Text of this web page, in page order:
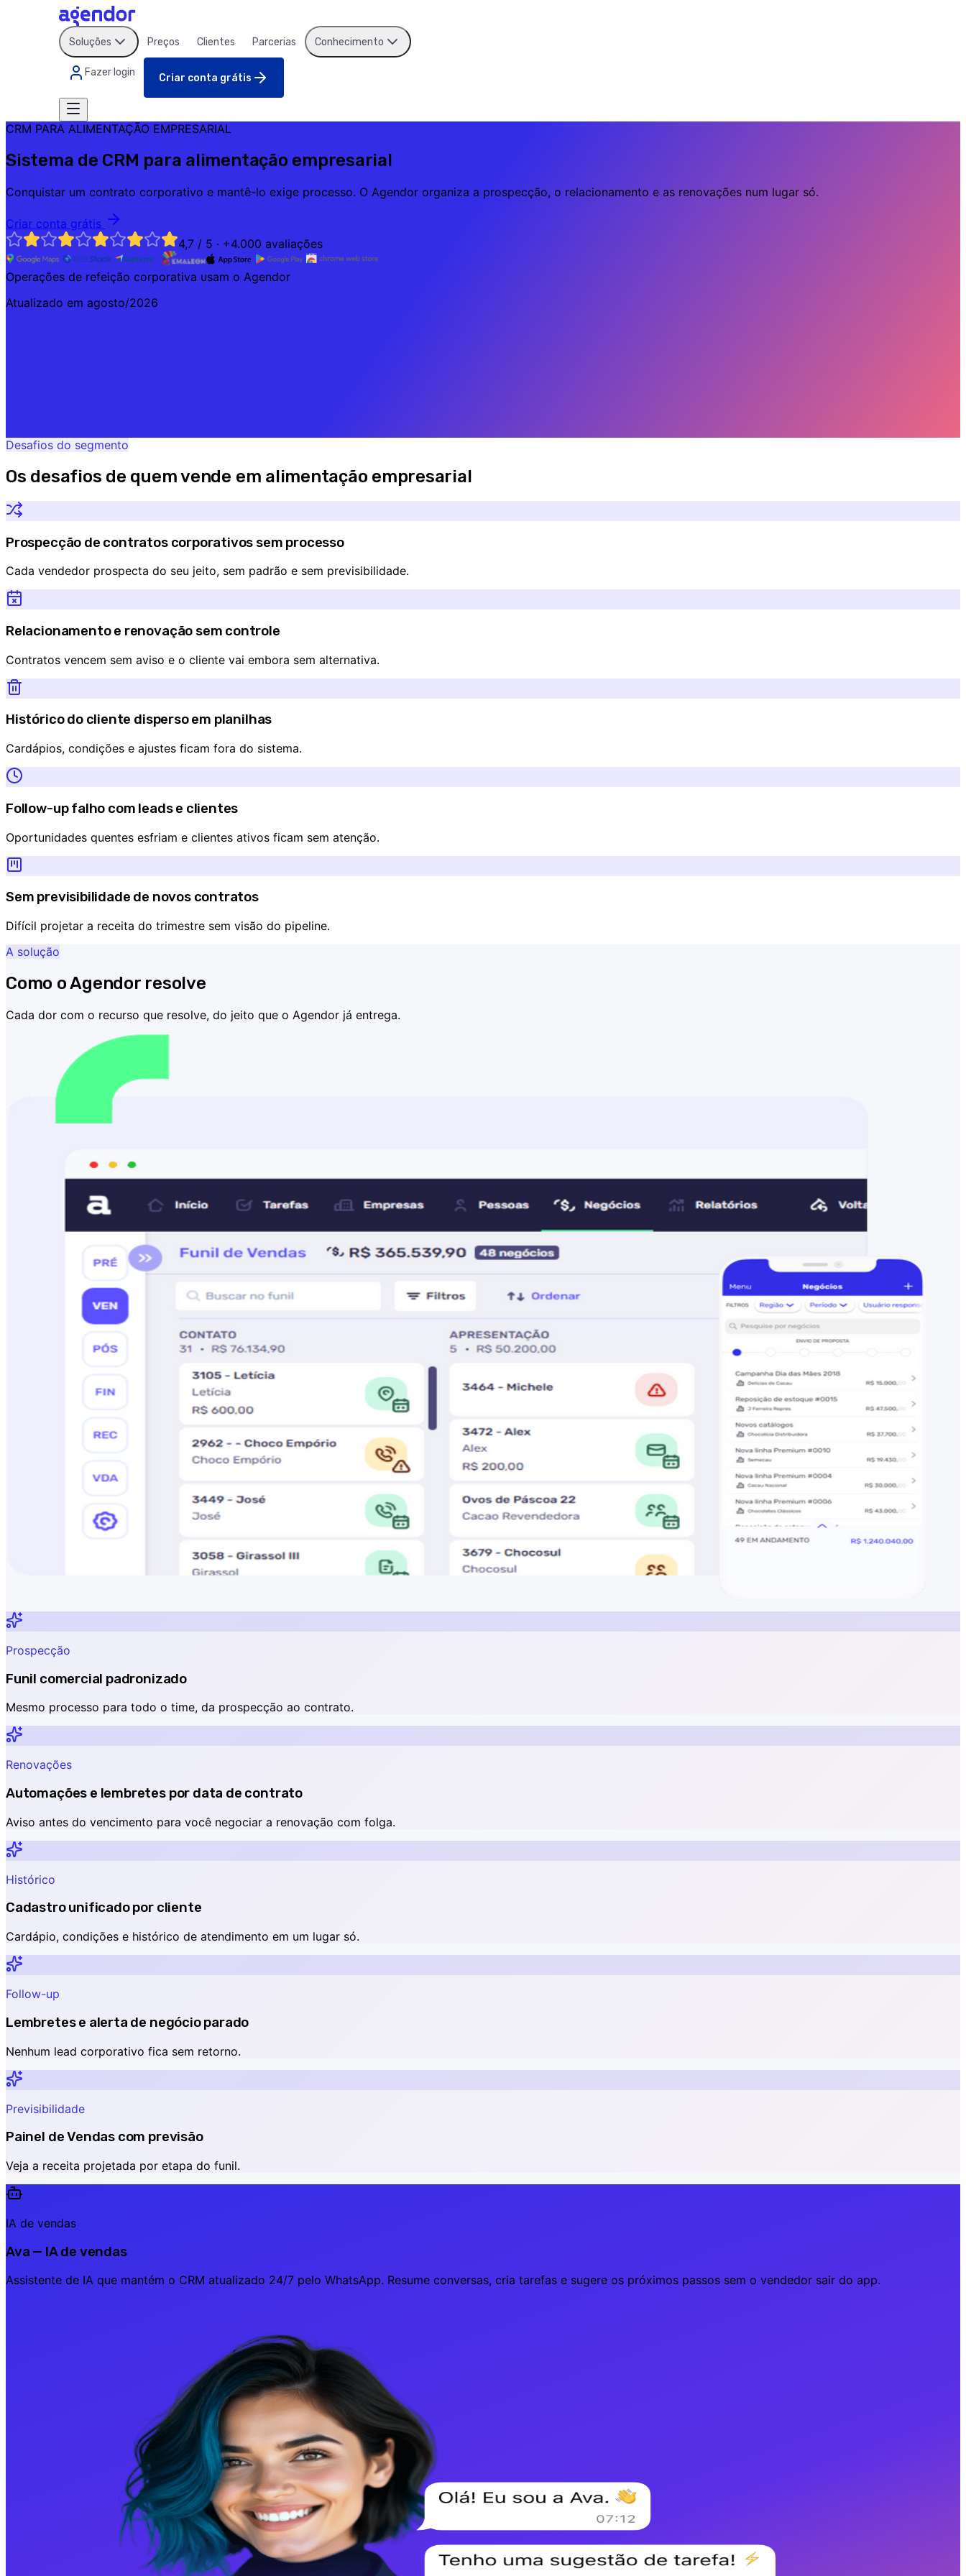
Soluções Preços Clientes Parcerias Conhecimento
Fazer login Criar conta grátis
CRM PARA ALIMENTAÇÃO EMPRESARIAL
Sistema de CRM para alimentação empresarial
Conquistar um contrato corporativo e mantê-lo exige processo. O Agendor organiza a prospecção, o relacionamento e as renovações num lugar só.
Criar conta grátis
4,7 / 5 · +4.000 avaliações
Operações de refeição corporativa usam o Agendor
Atualizado em agosto/2026
Desafios do segmento
Os desafios de quem vende em alimentação empresarial
Prospecção de contratos corporativos sem processo
Cada vendedor prospecta do seu jeito, sem padrão e sem previsibilidade.
Relacionamento e renovação sem controle
Contratos vencem sem aviso e o cliente vai embora sem alternativa.
Histórico do cliente disperso em planilhas
Cardápios, condições e ajustes ficam fora do sistema.
Follow-up falho com leads e clientes
Oportunidades quentes esfriam e clientes ativos ficam sem atenção.
Sem previsibilidade de novos contratos
Difícil projetar a receita do trimestre sem visão do pipeline.
A solução
Como o Agendor resolve
Cada dor com o recurso que resolve, do jeito que o Agendor já entrega.
Prospecção
Funil comercial padronizado
Mesmo processo para todo o time, da prospecção ao contrato.
Renovações
Automações e lembretes por data de contrato
Aviso antes do vencimento para você negociar a renovação com folga.
Histórico
Cadastro unificado por cliente
Cardápio, condições e histórico de atendimento em um lugar só.
Follow-up
Lembretes e alerta de negócio parado
Nenhum lead corporativo fica sem retorno.
Previsibilidade
Painel de Vendas com previsão
Veja a receita projetada por etapa do funil.
IA de vendas
Ava — IA de vendas
Assistente de IA que mantém o CRM atualizado 24/7 pelo WhatsApp. Resume conversas, cria tarefas e sugere os próximos passos sem o vendedor sair do app.